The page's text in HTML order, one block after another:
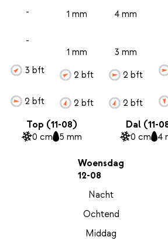
-
-
3 bft
2 bft
1 mm
1 mm
2 bft
2 bft
4 mm
3 mm
2 bft
2 bft
Top (11-08)
0 cm 5 mm
Dal (11-
0 cm 4
Woensdag
12-08
Nacht
Ochtend
Middag